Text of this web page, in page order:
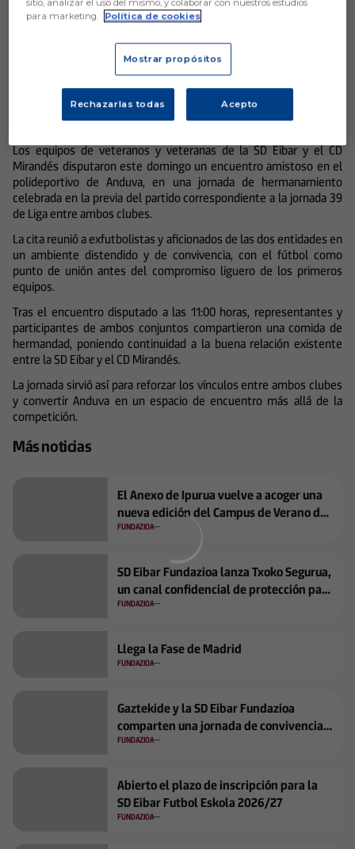
SD Eibar Fundazioa
Aún no hay reacciones. ¡Sé el primero!
Los equipos de veteranos y veteranas de la SD Eibar y el CD
Mirandés disputaron este domingo un encuentro amistoso en el
polideportivo de Anduva, en una jornada de hermanamiento
celebrada en la previa del partido correspondiente a la jornada 39
de Liga entre ambos clubes.
La cita reunió a exfutbolistas y aficionados de las dos entidades en
un ambiente distendido y de convivencia, con el fútbol como
punto de unión antes del compromiso liguero de los primeros
equipos.
Tras el encuentro disputado a las 11:00 horas, representantes y
participantes de ambos conjuntos compartieron una comida de
hermandad, poniendo continuidad a la buena relación existente
entre la SD Eibar y el CD Mirandés.
La jornada sirvió así para reforzar los vínculos entre ambos clubes
y convertir Anduva en un espacio de encuentro más allá de la
competición.
Más noticias
El Anexo de Ipurua vuelve a acoger una
nueva edición del Campus de Verano de
la SD Eibar
FUNDAZIOA
SD Eibar Fundazioa lanza Txoko Segurua,
un canal confidencial de protección para
menores en los Campus de Verano 2026
FUNDAZIOA
Llega la Fase de Madrid
FUNDAZIOA
Gaztekide y la SD Eibar Fundazioa
comparten una jornada de convivencia y
aprendizaje en Ipurua
FUNDAZIOA
Abierto el plazo de inscripción para la
SD Eibar Futbol Eskola 2026/27
FUNDAZIOA
sitio, analizar el uso del mismo, y colaborar con nuestros estudios
para marketing.
Política de cookies
Mostrar propósitos
Rechazarlas todas Acepto